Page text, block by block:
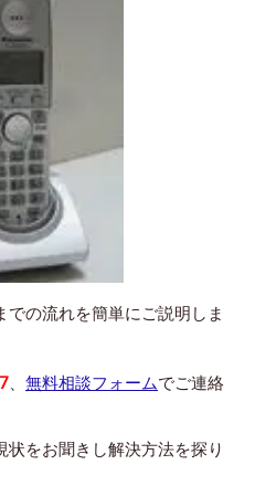
での流れを簡単にご説明しま
無料相談フォームでご連絡
をお聞きし解決方法を探り